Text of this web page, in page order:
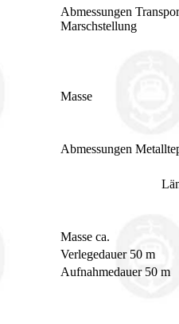
Abmessungen
Marschstellung
Masse
Abmessungen
Masse ca.
Verlegedauer 50 m
Aufnahmedauer 50 m